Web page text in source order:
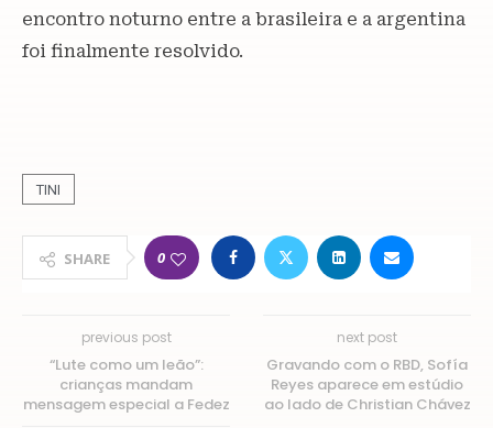
encontro noturno entre a brasileira e a argentina
foi finalmente resolvido.
TINI
SHARE 0
previous post
“Lute como um leão”:
crianças mandam
mensagem especial a Fedez
next post
Gravando com o RBD, Sofía
Reyes aparece em estúdio
ao lado de Christian Chávez